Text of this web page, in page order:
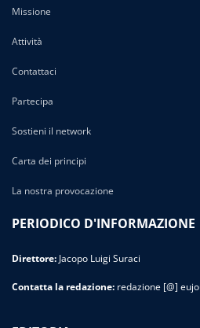
Missione
Attività
Contattaci
Partecipa
Sostieni il network
Carta dei principi
La nostra provocazione
PERIODICO D'INFORMAZIONE
Direttore:Jacopo Luigi Suraci
Contatta la redazione: redazione [@]